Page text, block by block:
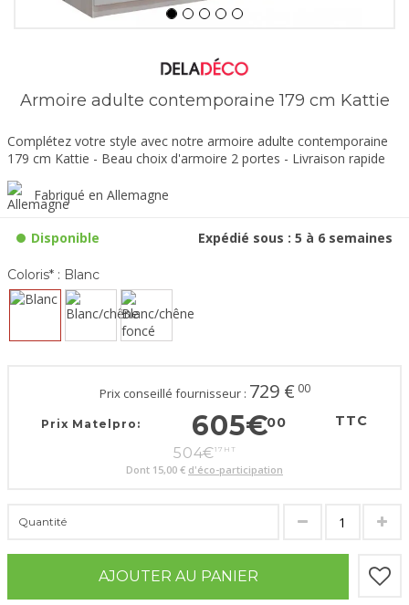
Armoire adulte contemporaine 179 cm Kattie
Complétez votre style avec notre armoire adulte contemporaine
179 cm Kattie - Beau choix d'armoire 2 portes - Livraison rapide
Fabriqué en Allemagne
Disponible Expédié sous : 5 à 6 semaines
Coloris* : Blanc
Prix conseillé fournisseur : 729 € 00
Prix Matelpro: 605€00 TTC
504€17 HT
Dont 15,00 € d'éco-participation
Quantité
AJOUTER AU PANIER